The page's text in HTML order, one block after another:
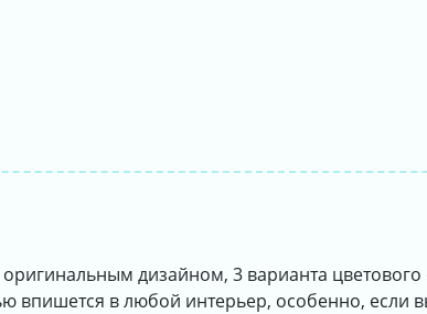
дизайном, 3 варианта
впишется в любой интерьер, особенно, если